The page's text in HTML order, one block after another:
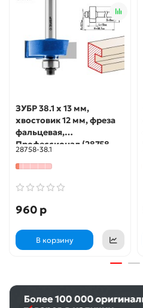
ЗУБР 38.1 x 13 мм,
хвостовик 12 мм, фреза
фальцевая,
Профессионал (28758-
38.1)
28758-38.1
960 р
В корзину